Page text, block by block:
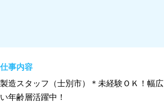
仕事内容
製造スタッフ（士別市）＊未経験ＯＫ！幅広
い年齢層活躍中！